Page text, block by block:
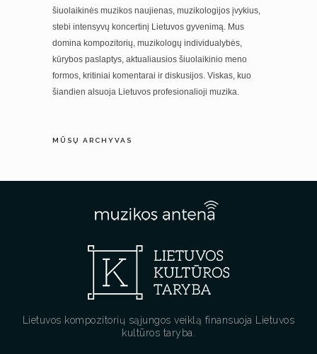
šiuolaikinės muzikos naujienas, muzikologijos įvykius,
stebi intensyvų koncertinį Lietuvos gyvenimą. Mus
domina kompozitorių, muzikologų individualybės,
kūrybos paslaptys, aktualiausios šiuolaikinio meno
formos, kritiniai komentarai ir diskusijos. Viskas, kuo
šiandien alsuoja Lietuvos profesionalioji muzika.
MŪSŲ ARCHYVAS
Lietuvos kompozitorių sąjungos veiklą finansuoja Lietuvos
kultūros taryba.